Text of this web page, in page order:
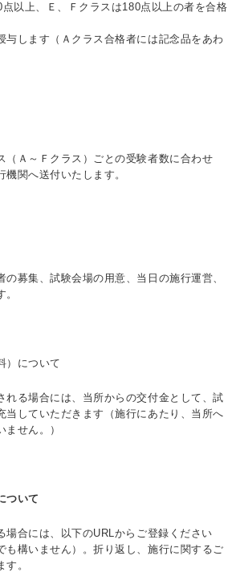
以上、Ｅ、Ｆクラスは180点以上の者を合格
与します（Ａクラス合格者には記念品をあわ
（Ａ～Ｆクラス）ごとの受験者数に合わせ
関へ送付いたします。
募集、試験会場の用意、当日の施行運営、
）について
れる場合には、当所からの交付金として、試
当していただきます（施行にあたり、当所へ
せん。）
ついて
場合には、以下のURLからご登録ください
も構いません）。折り返し、施行に関するご
。